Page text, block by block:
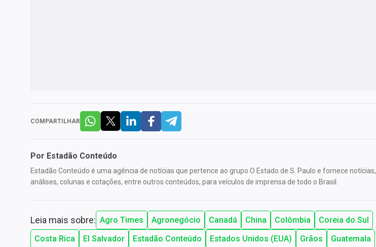
COMPARTILHAR
Por Estadão Conteúdo
Estadão Conteúdo é uma agência de notícias que pertence ao grupo O Estado de S. Paulo e fornece notícias,
análises, colunas e cotações, entre outros conteúdos, para veículos de imprensa de todo o Brasil.
Leia mais sobre: Agro Times Agronegócio Canadá China Colômbia
Coreia do Sul
Costa Rica
El Salvador Estadão Conteúdo Estados Unidos (EUA) Grãos Guatemala